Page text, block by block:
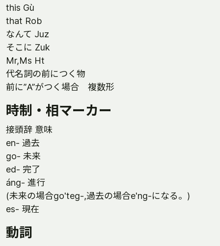
this Gù
that Rob
なんて Juz
そこに Zuk
Mr,Ms Ht
代名詞の前につく物
前に”A”がつく場合 複数形
時制・相マーカー
接頭辞 意味
en- 過去
go- 未来
ed- 完了
áng- 進行
(未来の場合go'teg-,過去の場合e'ng-になる。)
es- 現在
動詞